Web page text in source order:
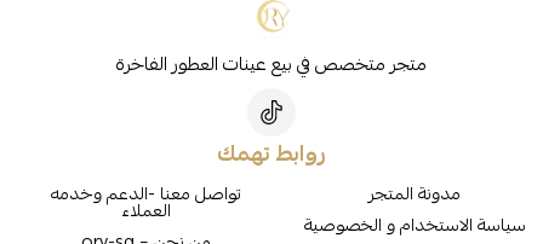
متجر متخصص في بيع عينات العطور الفاخرة
روابط تهمك
مدونة المتجر
سياسة الاستخدام و الخصوصية
تواصل معنا -الدعم وخدمه
العملاء